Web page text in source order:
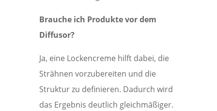
Brauche ich Produkte vor dem
Diffusor?
Ja, eine Lockencreme hilft dabei, die
Strähnen vorzubereiten und die
Struktur zu definieren. Dadurch wird
das Ergebnis deutlich gleichmäßiger.